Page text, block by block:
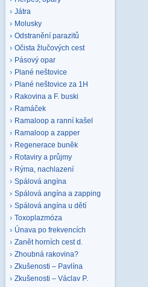
Játra
Molusky
Odstranění parazitů
Očista žlučových cest
Pásový opar
Plané neštovice
Plané neštovice za 1H
Rakovina a F. buski
Ramáček
Ramaloop a ranní kašel
Ramaloop a zapper
Regenerace buněk
Rotaviry a průjmy
Rýma, nachlazení
Spálová angína
Spálová angína a zapping
Spálová angína u dětí
Toxoplazmóza
Únava po frekvencích
Zanět horních cest d.
Zhoubná rakovina?
Zkušenosti – Pavlína
Zkušenosti – Václav P.